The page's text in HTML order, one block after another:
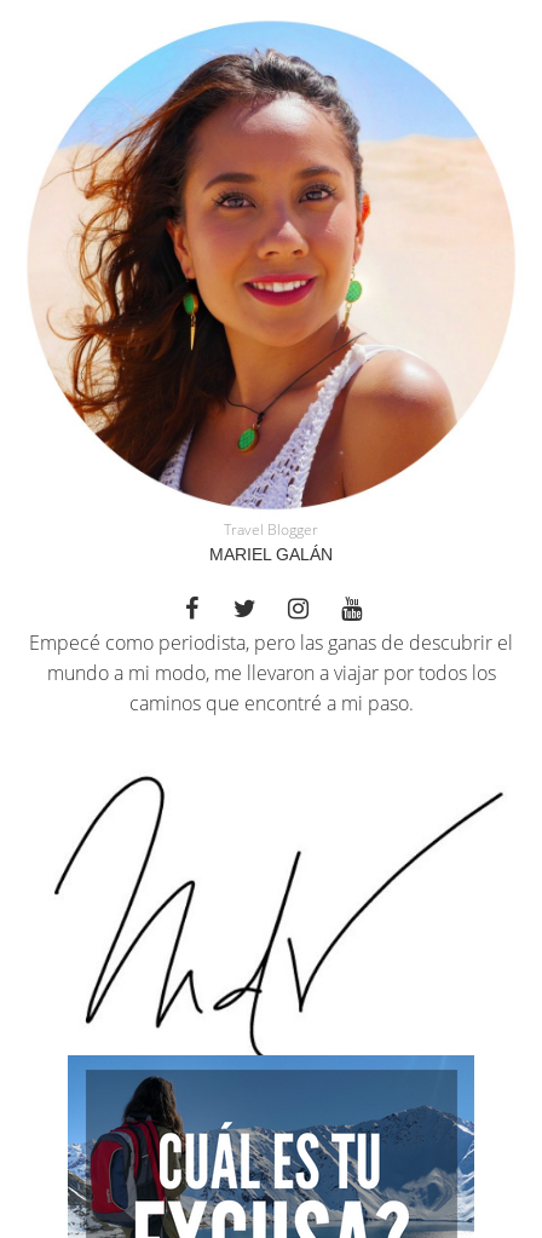
Travel Blogger
MARIEL GALÁN
Empecé como periodista, pero las ganas de descubrir el
mundo a mi modo, me llevaron a viajar por todos los
caminos que encontré a mi paso.